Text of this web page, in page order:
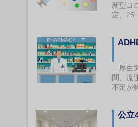
新型コ
定、25...
厚生
間、流
不足が
公立